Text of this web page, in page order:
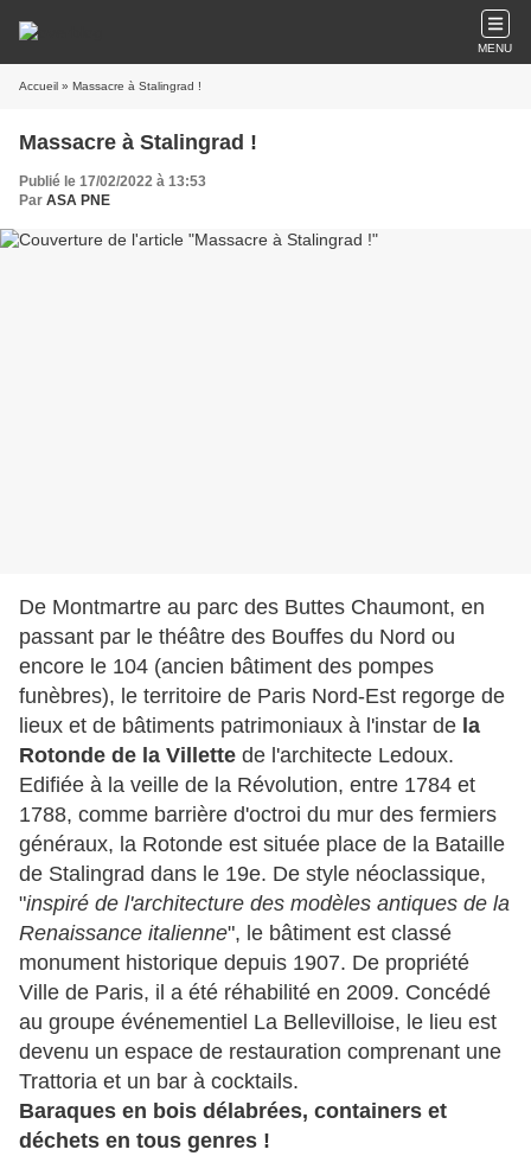
MENU
Accueil » Massacre à Stalingrad !
Massacre à Stalingrad !
Publié le 17/02/2022 à 13:53
Par ASA PNE
De Montmartre au parc des Buttes Chaumont, en
passant par le théâtre des Bouffes du Nord ou
encore le 104 (ancien bâtiment des pompes
funèbres), le territoire de Paris Nord-Est regorge de
lieux et de bâtiments patrimoniaux à l'instar de la
Rotonde de la Villette de l'architecte Ledoux.
Edifiée à la veille de la Révolution, entre 1784 et
1788, comme barrière d'octroi du mur des fermiers
généraux, la Rotonde est située place de la Bataille
de Stalingrad dans le 19e. De style néoclassique,
"inspiré de l'architecture des modèles antiques de la
Renaissance italienne", le bâtiment est classé
monument historique depuis 1907. De propriété
Ville de Paris, il a été réhabilité en 2009. Concédé
au groupe événementiel La Bellevilloise, le lieu est
devenu un espace de restauration comprenant une
Trattoria et un bar à cocktails.
Baraques en bois délabrées, containers et
déchets en tous genres !